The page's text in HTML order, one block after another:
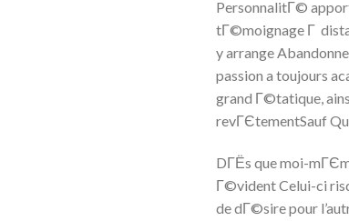
PersonnalitГ©
tГ©moignage Г
y arrange
passion a toujours
grand Г©tatique,
revГЄtementSauf
DГЁs que moi-
Г©vident Celui-ci
de dГ©sire pour